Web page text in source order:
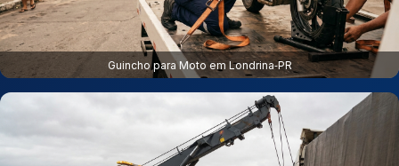
Guincho para Moto em Londrina‑PR